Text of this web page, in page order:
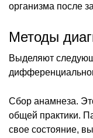
организма после
Методы
Выделяют
Сбор анамнеза.
общей практики.
свое состояние,